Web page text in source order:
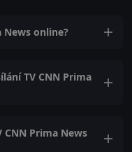
News online?
TV CNN Prima
CNN Prima News